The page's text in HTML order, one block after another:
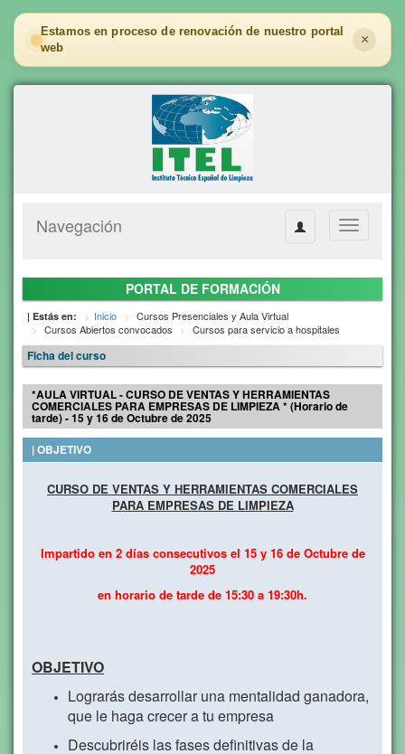
Estamos en proceso de renovación de nuestro portal
web
×
Toggle
Navegación
PORTAL DE FORMACIÓN
| Estás en: Inicio
Cursos Presenciales y Aula Virtual
Cursos Abiertos convocados
Cursos para servicio a hospitales
Ficha del curso
*AULA VIRTUAL - CURSO DE VENTAS Y HERRAMIENTAS
COMERCIALES PARA EMPRESAS DE LIMPIEZA * (Horario de
tarde) - 15 y 16 de Octubre de 2025
| OBJETIVO
CURSO DE VENTAS Y HERRAMIENTAS COMERCIALES
PARA EMPRESAS DE LIMPIEZA
Impartido en 2 días consecutivos el 15 y 16 de Octubre de
2025
en horario de tarde de 15:30 a 19:30h.
OBJETIVO
Lograrás desarrollar una mentalidad ganadora,
que le haga crecer a tu empresa
Descubriréis las fases definitivas de la